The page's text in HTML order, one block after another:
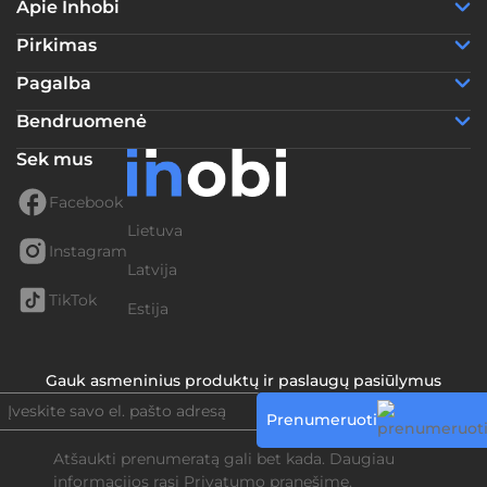
Apie Inhobi
Pirkimas
Pagalba
Bendruomenė
Sek mus
Facebook
Instagram
TikTok
Lietuva
Latvija
Estija
Gauk asmeninius produktų ir paslaugų pasiūlymus
Prenumeruoti
Atšaukti prenumeratą gali bet kada. Daugiau
informacijos rasi Privatumo pranešime.